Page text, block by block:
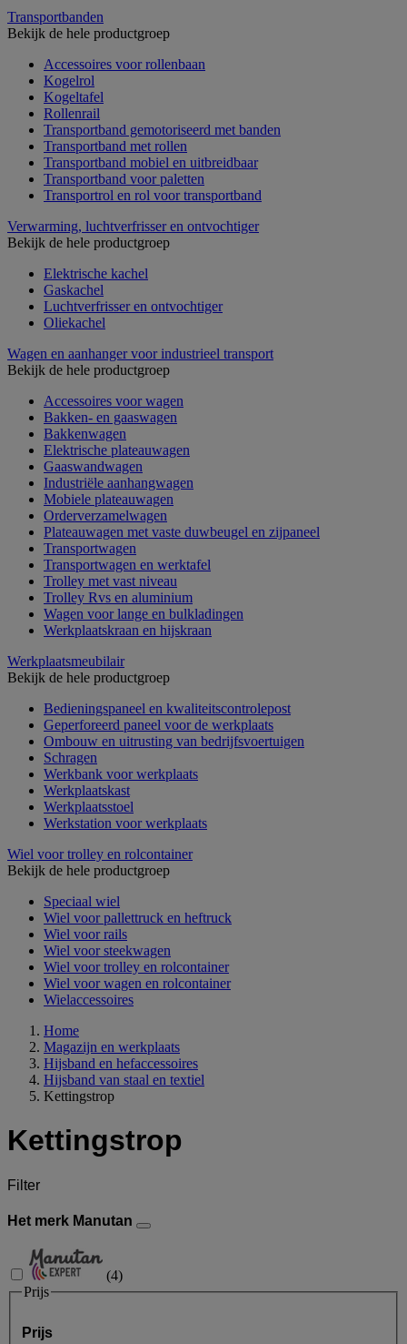
Transportbanden
Bekijk de hele productgroep
Accessoires voor rollenbaan
Kogelrol
Kogeltafel
Rollenrail
Transportband gemotoriseerd met banden
Transportband met rollen
Transportband mobiel en uitbreidbaar
Transportband voor paletten
Transportrol en rol voor transportband
Verwarming, luchtverfrisser en ontvochtiger
Bekijk de hele productgroep
Elektrische kachel
Gaskachel
Luchtverfrisser en ontvochtiger
Oliekachel
Wagen en aanhanger voor industrieel transport
Bekijk de hele productgroep
Accessoires voor wagen
Bakken- en gaaswagen
Bakkenwagen
Elektrische plateauwagen
Gaaswandwagen
Industriële aanhangwagen
Mobiele plateauwagen
Orderverzamelwagen
Plateauwagen met vaste duwbeugel en zijpaneel
Transportwagen
Transportwagen en werktafel
Trolley met vast niveau
Trolley Rvs en aluminium
Wagen voor lange en bulkladingen
Werkplaatskraan en hijskraan
Werkplaatsmeubilair
Bekijk de hele productgroep
Bedieningspaneel en kwaliteitscontrolepost
Geperforeerd paneel voor de werkplaats
Ombouw en uitrusting van bedrijfsvoertuigen
Schragen
Werkbank voor werkplaats
Werkplaatskast
Werkplaatsstoel
Werkstation voor werkplaats
Wiel voor trolley en rolcontainer
Bekijk de hele productgroep
Speciaal wiel
Wiel voor pallettruck en heftruck
Wiel voor rails
Wiel voor steekwagen
Wiel voor trolley en rolcontainer
Wiel voor wagen en rolcontainer
Wielaccessoires
Home
Magazijn en werkplaats
Hijsband en hefaccessoires
Hijsband van staal en textiel
Kettingstrop
Kettingstrop
Filter
Het merk Manutan
(4)
Prijs
Prijs